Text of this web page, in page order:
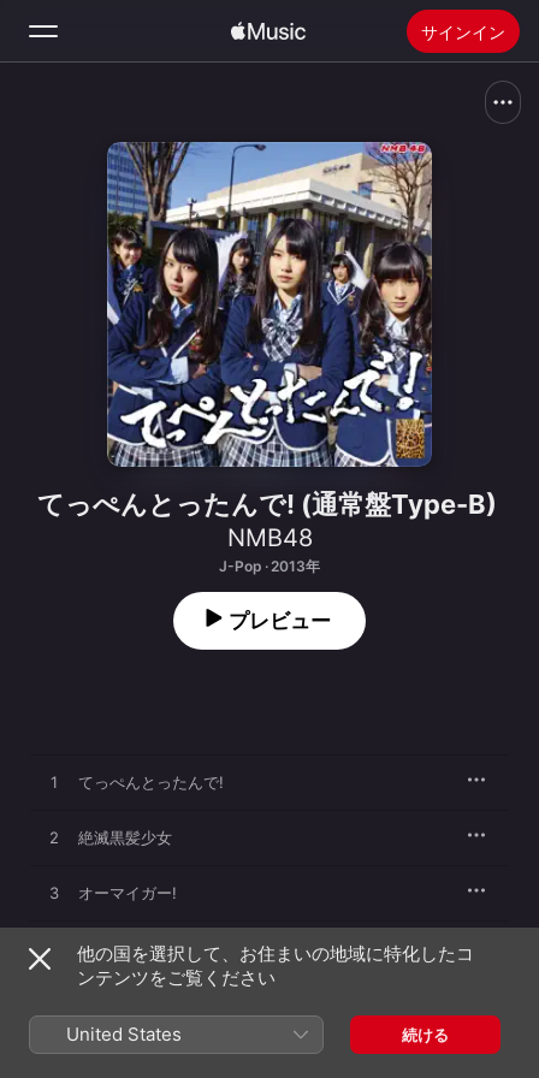
サインイン
ホーム
新着おすすめ
ラジオ
Apple Musicをインストール
てっぺんとったんで! (通常盤Type-B)
NMB48
J-Pop · 2013年
プレビュー
1 てっぺんとったんで!
2 絶滅黒髪少女
3 オーマイガー!
4 純情U-19
6 ヴァージニティー
他の国を選択して、お住まいの地域に特化したコ
ンテンツをご覧ください
United States 続ける